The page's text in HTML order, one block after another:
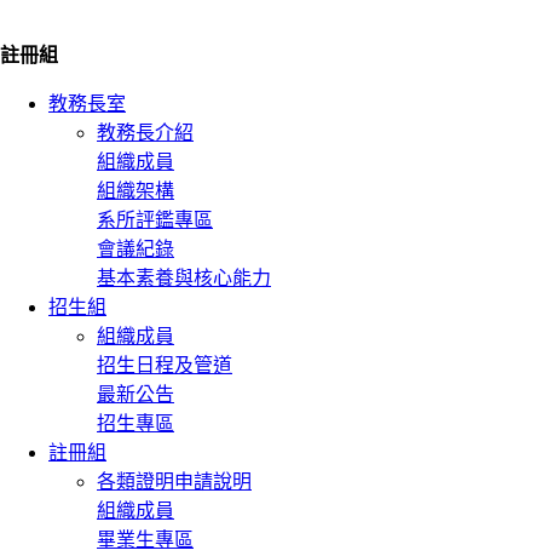
註冊組
教務長室
教務長介紹
組織成員
組織架構
系所評鑑專區
會議紀錄
基本素養與核心能力
招生組
組織成員
招生日程及管道
最新公告
招生專區
註冊組
各類證明申請說明
組織成員
畢業生專區